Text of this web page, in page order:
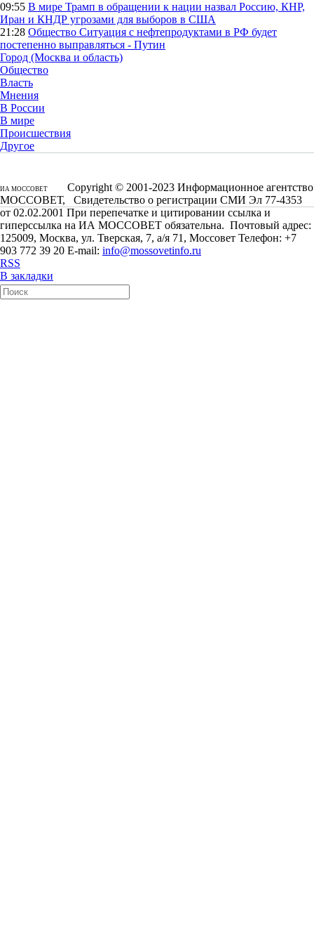
09:55 В мире Трамп в обращении к нации назвал Россию, КНР,
Иран и КНДР угрозами для выборов в США
21:28 Общество Ситуация с нефтепродуктами в РФ будет
постепенно выправляться - Путин
Город (Москва и область)
Общество
Власть
Мнения
В России
В мире
Происшествия
Другое
ИА МОССОВЕТ
Copyright © 2001-2023 Информационное агентство
МОССОВЕТ, Свидетельство о регистрации СМИ Эл 77-4353
от 02.02.2001 При перепечатке и цитировании ссылка и
гиперссылка на ИА МОССОВЕТ обязательна. Почтовый адрес:
125009, Москва, ул. Тверская, 7, а/я 71, Моссовет Телефон: +7
903 772 39 20 E-mail: info@mossovetinfo.ru
RSS
В закладки